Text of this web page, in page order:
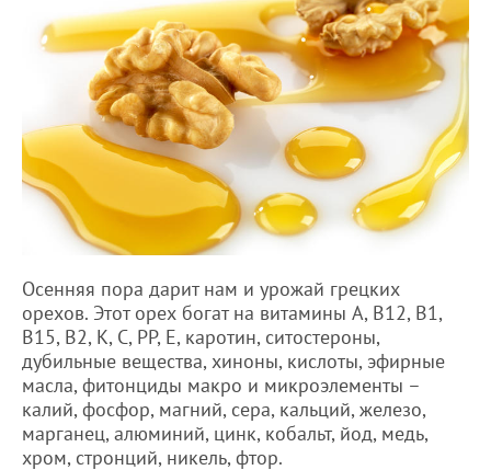
Осенняя пора дарит нам и урожай грецких
орехов. Этот орех богат на витамины A, В12, B1,
В15, В2, К, С, РР, Е, каротин, ситостероны,
дубильные вещества, хиноны, кислоты, эфирные
масла, фитонциды макро и микроэлементы –
калий, фосфор, магний, сера, кальций, железо,
марганец, алюминий, цинк, кобальт, йод, медь,
хром, стронций, никель, фтор.